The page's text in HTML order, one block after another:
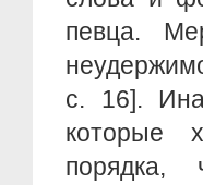
певца.
с. 16].
которые
порядка,